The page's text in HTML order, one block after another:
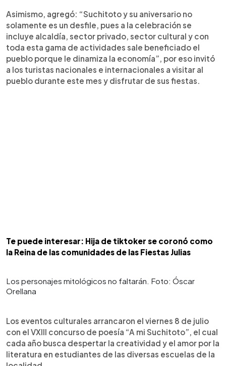
Asimismo, agregó: “Suchitoto y su aniversario no
solamente es un desfile, pues a la celebración se
incluye alcaldía, sector privado, sector cultural y con
toda esta gama de actividades sale beneficiado el
pueblo porque le dinamiza la economía”, por eso invitó
a los turistas nacionales e internacionales a visitar al
pueblo durante este mes y disfrutar de sus fiestas.
Te puede interesar: Hija de tiktoker se coronó como
la Reina de las comunidades de las Fiestas Julias
Los personajes mitológicos no faltarán. Foto: Óscar
Orellana
Los eventos culturales arrancaron el viernes 8 de julio
con el VXIII concurso de poesía “A mi Suchitoto”, el cual
cada año busca despertar la creatividad y el amor por la
literatura en estudiantes de las diversas escuelas de la